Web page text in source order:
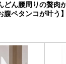
どん腰周りの贅肉
腹ペタンコが叶う